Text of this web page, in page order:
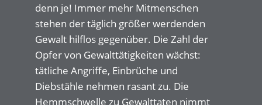
denn je! Immer mehr Mitmenschen
stehen der täglich größer werdenden
Gewalt hilflos gegenüber. Die Zahl der
Opfer von Gewalttätigkeiten wächst:
tätliche Angriffe, Einbrüche und
Diebstähle nehmen rasant zu. Die
Hemmschwelle zu Gewalttaten nimmt